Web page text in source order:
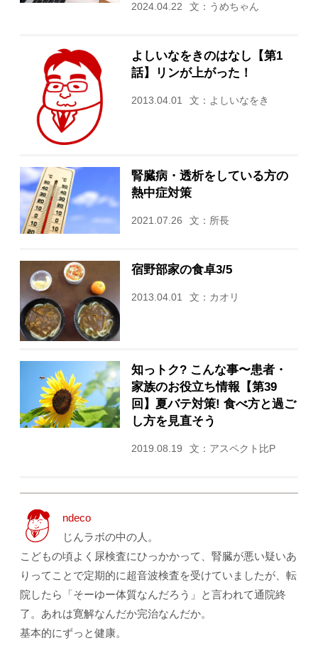
2024.04.22 文：うめちゃん
よしいなをきのはなし【第1
話】リンが上がった！
2013.04.01 文：よしいなをき
腎臓病・透析をしている方の
熱中症対策
2021.07.26 文：所長
宿野部家の食卓3/5
2013.04.01 文：カオリ
知っトク? こんな事〜患者・
家族のお役立ち情報【第39
回】夏バテ対策! 食べ方と過ご
し方を見直そう
2019.08.19 文：アスペクト比P
ndeco
じんラボの中の人。
こどもの頃よく尿検査にひっかかって、腎臓が悪い疑いあ
りってことで定期的に超音波検査を受けていましたが、転
院したら「そーゆー体質なんだろう」と言われて通院終
了。あれは寛解なんだか完治なんだか。
基本的にずっと健康。